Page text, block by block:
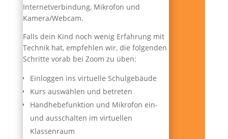
Internetverbindung, Mikrofon und
Kamera/Webcam.
Falls dein Kind noch wenig Erfahrung mit
Technik hat, empfehlen wir, die folgenden
Schritte vorab bei Zoom zu üben:
Einloggen ins virtuelle Schulgebäude
Kurs auswählen und betreten
Handhebefunktion und Mikrofon ein-
und ausschalten im virtuellen
Klassenraum